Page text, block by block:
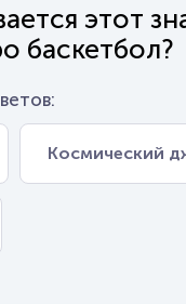
этот
баскетбол?
Космический